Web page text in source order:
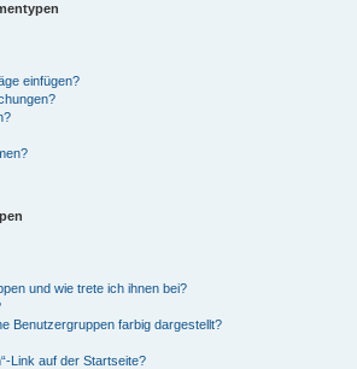
einfügen?
und wie trete ich ihnen bei?
Benutzergruppen farbig dargestellt?
Link auf der Startseite?